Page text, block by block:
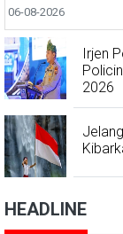
06-08-2026
Irjen
2026
HEADLINE